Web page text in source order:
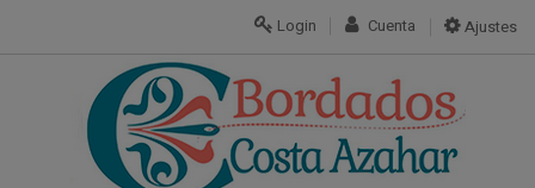
Ajustes
Cuenta
Login